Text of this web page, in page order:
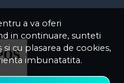
a va oferi
in continuare, sunteti
si cu plasarea de cookies,
imbunatatita.